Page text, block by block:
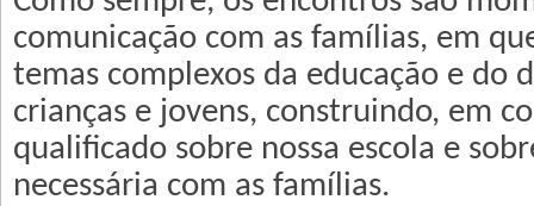
comunicação com as famílias, em
temas complexos da educação e do
crianças e jovens, construindo, em
qualificado sobre nossa escola e
necessária com as famílias.